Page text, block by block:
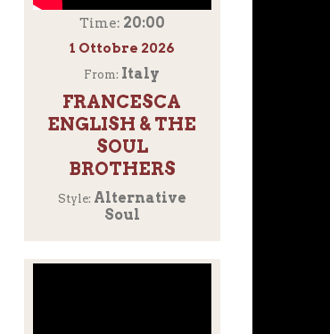
Time: 20:00
1 Ottobre 2026
From: Italy
FRANCESCA
ENGLISH & THE
SOUL
BROTHERS
Style: Alternative
Soul